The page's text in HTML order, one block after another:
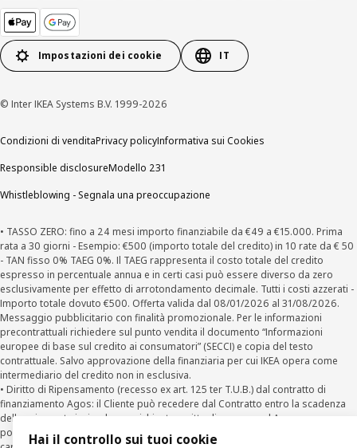
Impostazioni dei cookie IT
© Inter IKEA Systems B.V. 1999-2026
Condizioni di venditaPrivacy policyInformativa sui Cookies
Responsible disclosureModello 231
Whistleblowing - Segnala una preoccupazione
• TASSO ZERO: fino a 24 mesi importo finanziabile da €49 a €15.000. Prima
rata a 30 giorni - Esempio: €500 (importo totale del credito) in 10 rate da € 50
- TAN fisso 0% TAEG 0%. Il TAEG rappresenta il costo totale del credito
espresso in percentuale annua e in certi casi può essere diverso da zero
esclusivamente per effetto di arrotondamento decimale. Tutti i costi azzerati -
Importo totale dovuto €500. Offerta valida dal 08/01/2026 al 31/08/2026.
Messaggio pubblicitario con finalità promozionale. Per le informazioni
precontrattuali richiedere sul punto vendita il documento “Informazioni
europee di base sul credito ai consumatori” (SECCI) e copia del testo
contrattuale. Salvo approvazione della finanziaria per cui IKEA opera come
intermediario del credito non in esclusiva.
• Diritto di Ripensamento (recesso ex art. 125 ter T.U.B.) dal contratto di
finanziamento Agos: il Cliente può recedere dal Contratto entro la scadenza
della prima rata inviando una richiesta scritta di recesso ad Agos a mezzo
posta elettronica (
clienti@agos.it ), pec ( info@pec.agosducato.it
Hai il controllo sui tuoi cookie